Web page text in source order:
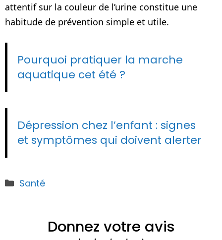
attentif sur la couleur de l’urine constitue une
habitude de prévention simple et utile.
Pourquoi pratiquer la marche
aquatique cet été ?
Dépression chez l’enfant : signes
et symptômes qui doivent alerter
Catégories
Santé
Donnez votre avis